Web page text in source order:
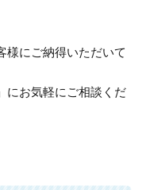
様にご納得いただいて
にお気軽にご相談くだ